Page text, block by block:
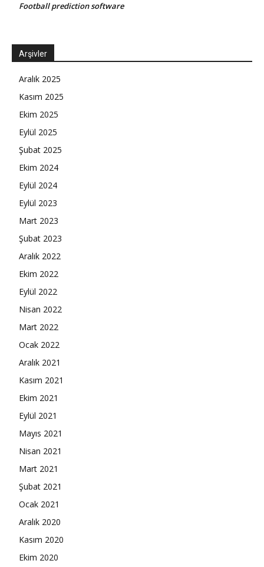
Football prediction software
Arşivler
Aralık 2025
Kasım 2025
Ekim 2025
Eylül 2025
Şubat 2025
Ekim 2024
Eylül 2024
Eylül 2023
Mart 2023
Şubat 2023
Aralık 2022
Ekim 2022
Eylül 2022
Nisan 2022
Mart 2022
Ocak 2022
Aralık 2021
Kasım 2021
Ekim 2021
Eylül 2021
Mayıs 2021
Nisan 2021
Mart 2021
Şubat 2021
Ocak 2021
Aralık 2020
Kasım 2020
Ekim 2020